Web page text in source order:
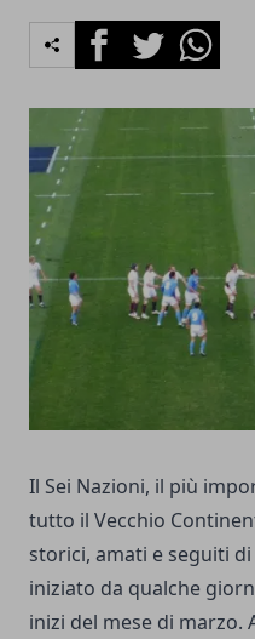
FacebookTwitterWhatsapp
Il Sei Nazioni, il più
tutto il Vecchio
storici, amati e seguiti
iniziato da qualche
inizi del mese di marzo.